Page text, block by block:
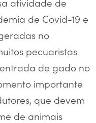
de Covid-19 e
no
pecuaristas
de gado no
importante
que devem
de animais